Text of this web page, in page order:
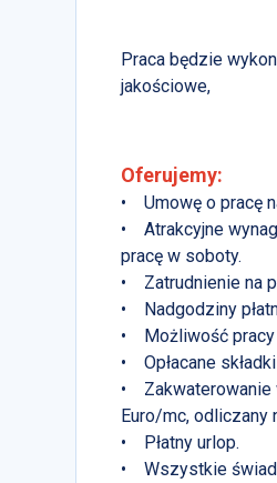
Praca będzie
jakościowe,
Oferujemy:
• Umowę o pracę
• Atrakcyjne
pracę w soboty.
• Zatrudnienie na
• Nadgodziny
• Możliwość pracy
• Opłacane
• Zakwaterowanie
Euro/mc, odliczany
• Płatny urlop.
• Wszystkie